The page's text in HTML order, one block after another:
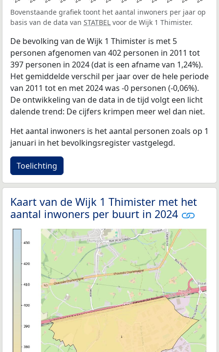
Bovenstaande grafiek toont het aantal inwoners per jaar op
basis van de data van STATBEL voor de Wijk 1 Thimister.
De bevolking van de Wijk 1 Thimister is met 5
personen afgenomen van 402 personen in 2011 tot
397 personen in 2024 (dat is een afname van 1,24%).
Het gemiddelde verschil per jaar over de hele periode
van 2011 tot en met 2024 was -0 personen (-0,06%).
De ontwikkeling van de data in de tijd volgt een licht
dalende trend: De cijfers krimpen meer wel dan niet.
Het aantal inwoners is het aantal personen zoals op 1
januari in het bevolkingsregister vastgelegd.
Toelichting
Kaart van de Wijk 1 Thimister met het
aantal inwoners per buurt in 2024